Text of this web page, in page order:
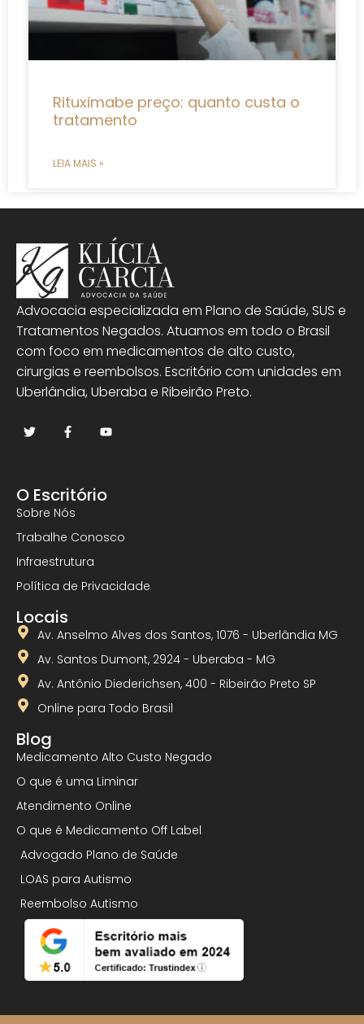
Rituximabe preço: quanto custa o
tratamento
LEIA MAIS »
Advocacia especializada em Plano de Saúde, SUS e
Tratamentos Negados. Atuamos em todo o Brasil
com foco em medicamentos de alto custo,
cirurgias e reembolsos. Escritório com unidades em
Uberlândia, Uberaba e Ribeirão Preto.
O Escritório
Sobre Nós
Trabalhe Conosco
Infraestrutura
Política de Privacidade
Locais
Av. Anselmo Alves dos Santos, 1076 - Uberlândia MG
Av. Santos Dumont, 2924 - Uberaba - MG
Av. Antônio Diederichsen, 400 - Ribeirão Preto SP
Online para Todo Brasil
Blog
Medicamento Alto Custo Negado
O que é uma Liminar
Atendimento Online
O que é Medicamento Off Label
Advogado Plano de Saúde
LOAS para Autismo
Reembolso Autismo